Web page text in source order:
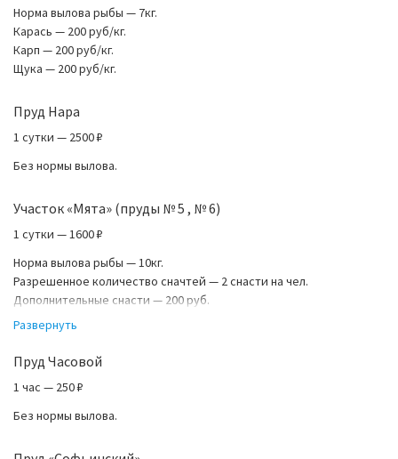
Норма вылова рыбы — 7кг.
Карась — 200 руб/кг.
Карп — 200 руб/кг.
Щука — 200 руб/кг.
Пруд Нара
1 сутки — 2500 ₽
Без нормы вылова.
Участок «Мята» (пруды № 5 , № 6)
1 сутки — 1600 ₽
Норма вылова рыбы — 10кг.
Разрешенное количество сначтей — 2 снасти на чел.
Дополнительные снасти — 200 руб.
Жинщинам и детям до 14 лет вход бесплатный ( без права ловли).
Развернуть
Пруд Часовой
1 час — 250 ₽
Без нормы вылова.